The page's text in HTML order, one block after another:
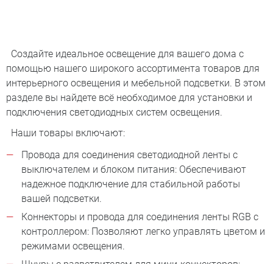
Создайте идеальное освещение для вашего дома с
помощью нашего широкого ассортимента товаров для
интерьерного освещения и мебельной подсветки. В этом
разделе вы найдете всё необходимое для установки и
подключения светодиодных систем освещения.
Наши товары включают:
Провода для соединения светодиодной ленты с
выключателем и блоком питания: Обеспечивают
надежное подключение для стабильной работы
вашей подсветки.
Коннекторы и провода для соединения ленты RGB с
контроллером: Позволяют легко управлять цветом и
режимами освещения.